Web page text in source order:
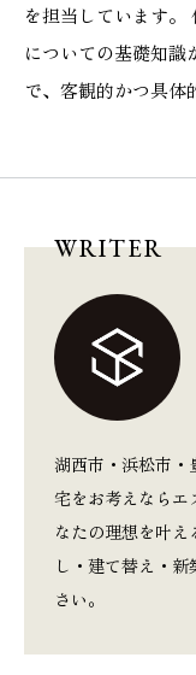
を担当しています。
についての基礎知識
で、客観的かつ具体
WRITER
湖西市・浜松市
宅をお考えならエ
なたの理想を叶
し・建て替え・
さい。